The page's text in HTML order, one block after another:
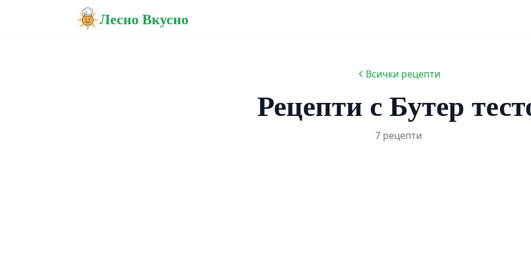
Лесно Вкусно
Всички рецепти
Рецепти с Бутер
7 рецепти